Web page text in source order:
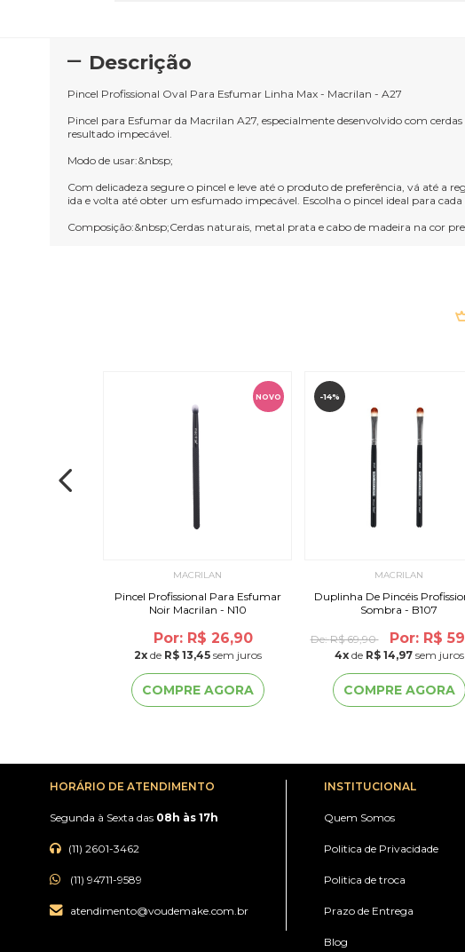
Descrição
Pincel Profissional Oval Para Esfumar Linha Max - Macrilan - A27
Pincel para Esfumar da Macrilan A27, especialmente desenvolvido com
resultado impecável.
Modo de usar:&nbsp;
Com delicadeza segure o pincel e leve até o produto de preferência, vá até a
ida e volta até obter um esfumado impecável. Escolha o pincel ideal para
Composição:&nbsp;Cerdas naturais, metal prata e cabo de madeira na cor
NOVO
MACRILAN
Pincel Profissional Para Esfumar
Noir Macrilan - N10
Por: R$ 26,90
2xde R$ 13,45sem juros
COMPRE AGORA
-14%
MACRILAN
Duplinha De Pincéis Profissionais
Sombra - B107
De:R$ 69,90 Por: R$
4xde R$ 14,97sem juros
COMPRE AGORA
HORÁRIO DE ATENDIMENTO
Segunda à Sexta das 08h às 17h
(11) 2601-3462
(11) 94711-9589
atendimento@voudemake.com.br
INSTITUCIONAL
Quem Somos
Politica de Privacidade
Politica de troca
Prazo de Entrega
Blog